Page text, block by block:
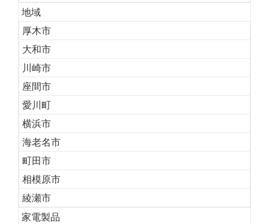
地域
厚木市
大和市
川崎市
座間市
愛川町
横浜市
海老名市
町田市
相模原市
綾瀬市
家電製品